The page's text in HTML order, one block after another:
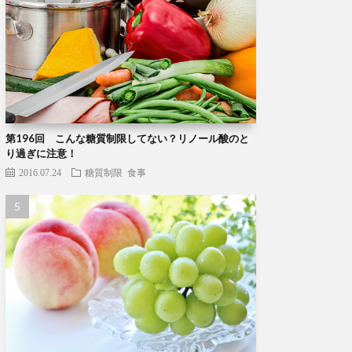
第196回 こんな糖質制限してない？リノール酸のと
り過ぎに注意！
2016.07.24 糖質制限 食事